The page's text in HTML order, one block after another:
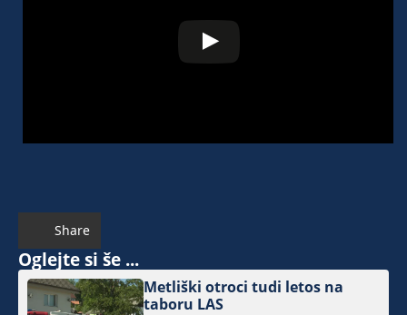
Share
Oglejte si še ...
Metliški otroci tudi letos na
taboru LAS